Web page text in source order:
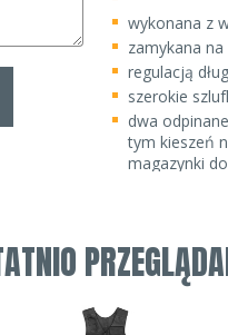
wykonana z
zamykana
regulacją
szerokie
dwa
tym kieszeń
magazynki
na plecach